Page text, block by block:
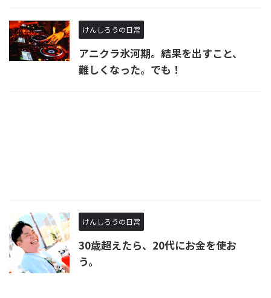
けんしろうの日常
アニクラ氷河期。結果を出すこと、
難しくなった。でも！
けんしろうの日常
30歳超えたら、20代にお金を使お
う。 ​